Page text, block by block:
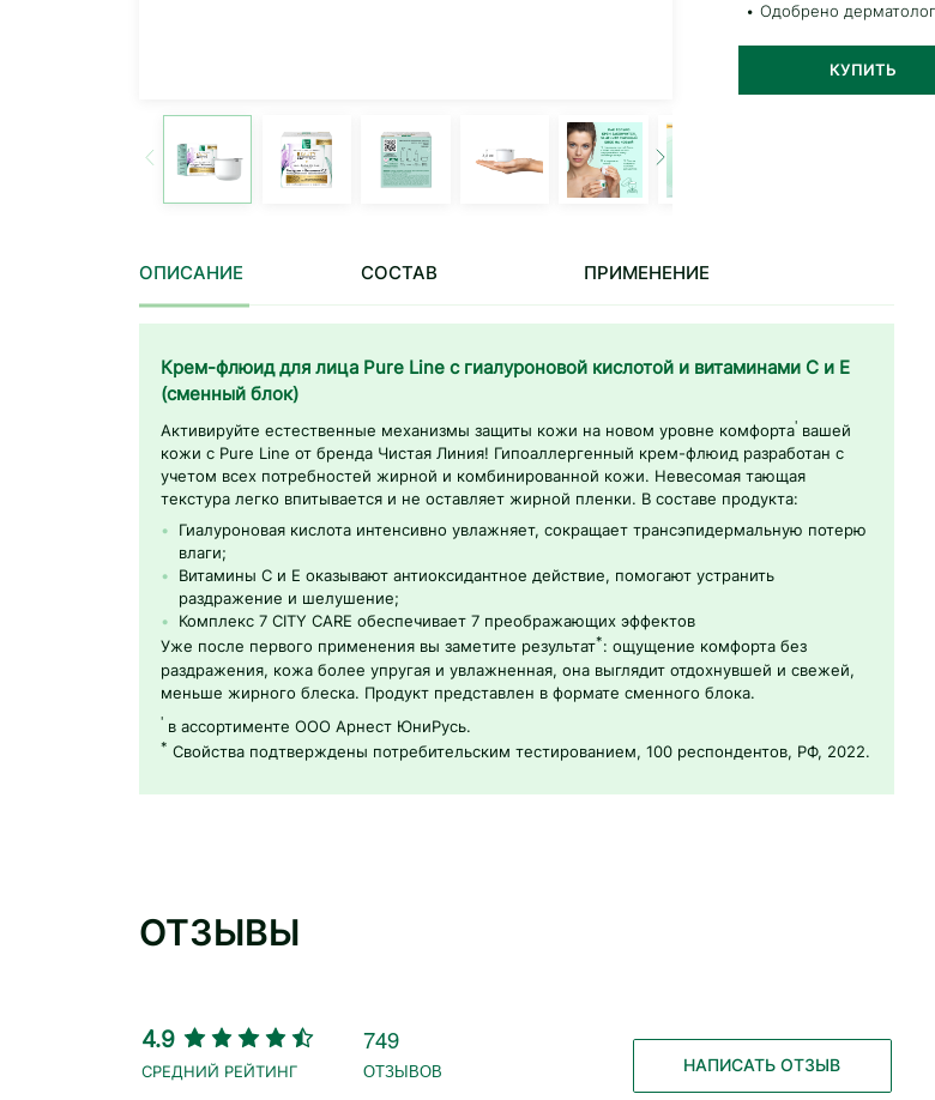
Одобрено
КУПИТЬ
ОПИСАНИЕ СОСТАВ ПРИМЕНЕНИЕ
Крем-флюид для лица Pure Line с гиалуроновой кислотой и витаминами С и Е
(сменный блок)
Активируйте естественные механизмы защиты кожи на новом уровне комфорта' вашей
кожи с Pure Line от бренда Чистая Линия! Гипоаллергенный крем-флюид разработан с
учетом всех потребностей жирной и комбинированной кожи. Невесомая тающая
текстура легко впитывается и не оставляет жирной пленки. В составе продукта:
Гиалуроновая кислота интенсивно увлажняет, сокращает трансэпидермальную потерю
влаги;
Витамины С и Е оказывают антиоксидантное действие, помогают устранить
раздражение и шелушение;
Комплекс 7 CITY CARE обеспечивает 7 преображающих эффектов
Уже после первого применения вы заметите результат*: ощущение комфорта без
раздражения, кожа более упругая и увлажненная, она выглядит отдохнувшей и свежей,
меньше жирного блеска. Продукт представлен в формате сменного блока.
' в ассортименте ООО Арнест ЮниРусь.
* Свойства подтверждены потребительским тестированием, 100 респондентов, РФ, 2022.
ОТЗЫВЫ
4.9 749
ОТЗЫВОВ НАПИСАТЬ ОТЗЫВ